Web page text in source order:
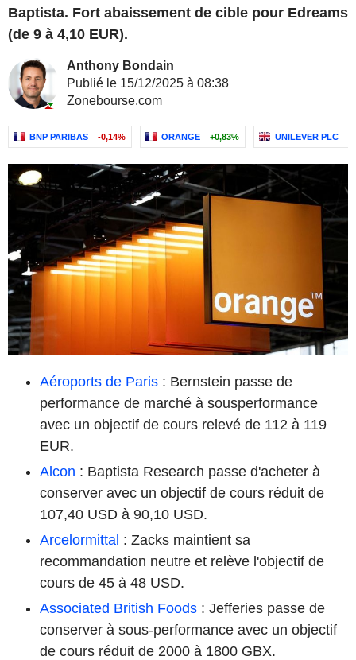
Baptista. Fort abaissement de cible pour Edreams
(de 9 à 4,10 EUR).
Anthony Bondain
Publié le 15/12/2025 à 08:38
Zonebourse.com
BNP PARIBAS -0,14% ORANGE +0,83% UNILEVER PLC
Aéroports de Paris : Bernstein passe de
performance de marché à sousperformance
avec un objectif de cours relevé de 112 à 119
EUR.
Alcon : Baptista Research passe d'acheter à
conserver avec un objectif de cours réduit de
107,40 USD à 90,10 USD.
Arcelormittal : Zacks maintient sa
recommandation neutre et relève l'objectif de
cours de 45 à 48 USD.
Associated British Foods : Jefferies passe de
conserver à sous-performance avec un objectif
de cours réduit de 2000 à 1800 GBX.